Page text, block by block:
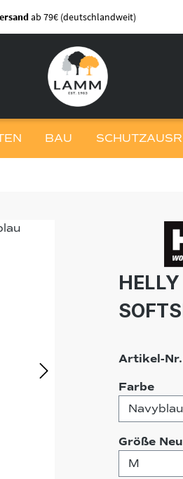
ab 79€ (deutschlandweit)
BAU
Artikel-
Farbe
Größe Neu